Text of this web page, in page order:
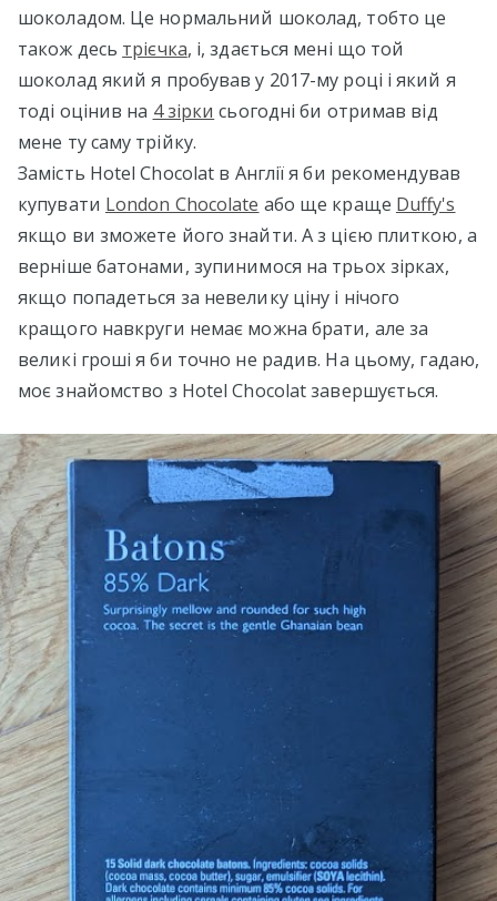
шоколадом. Це нормальний шоколад, тобто це
також десь трієчка, і, здається мені що той
шоколад який я пробував у 2017-му році і який я
тоді оцінив на 4 зірки сьогодні би отримав від
мене ту саму трійку.
Замість Hotel Chocolat в Англії я би рекомендував
купувати London Chocolate або ще краще Duffy's
якщо ви зможете його знайти. А з цією плиткою, а
верніше батонами, зупинимося на трьох зірках,
якщо попадеться за невелику ціну і нічого
кращого навкруги немає можна брати, але за
великі гроші я би точно не радив. На цьому, гадаю,
моє знайомство з Hotel Chocolat завершується.